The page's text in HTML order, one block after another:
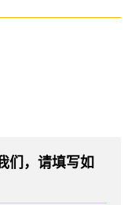
们，请填写如